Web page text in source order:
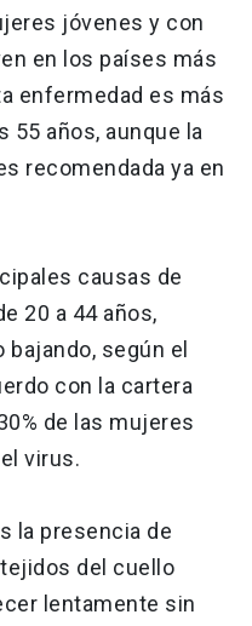
jóvenes y con
en los países más
enfermedad es más
años, aunque la
recomendada ya en
causas de
20 a 44 años,
según el
con la cartera
de las mujeres
virus.
la presencia de
del cuello
lentamente sin